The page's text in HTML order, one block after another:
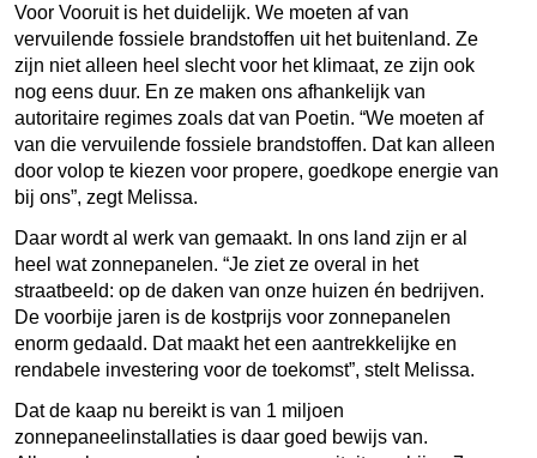
Voor Vooruit is het duidelijk. We moeten af van
vervuilende fossiele brandstoffen uit het buitenland. Ze
zijn niet alleen heel slecht voor het klimaat, ze zijn ook
nog eens duur. En ze maken ons afhankelijk van
autoritaire regimes zoals dat van Poetin. “We moeten af
van die vervuilende fossiele brandstoffen. Dat kan alleen
door volop te kiezen voor propere, goedkope energie van
bij ons”, zegt Melissa.
Daar wordt al werk van gemaakt. In ons land zijn er al
heel wat zonnepanelen. “Je ziet ze overal in het
straatbeeld: op de daken van onze huizen én bedrijven.
De voorbije jaren is de kostprijs voor zonnepanelen
enorm gedaald. Dat maakt het een aantrekkelijke en
rendabele investering voor de toekomst”, stelt Melissa.
Dat de kaap nu bereikt is van 1 miljoen
zonnepaneelinstallaties is daar goed bewijs van.